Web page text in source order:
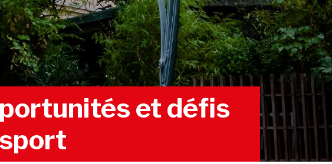
et défis